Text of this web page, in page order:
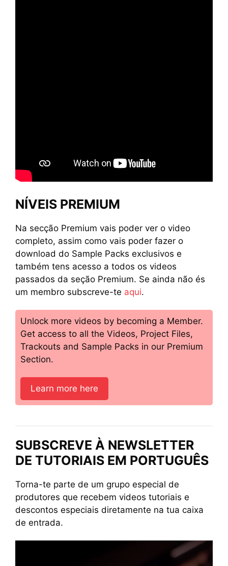
NÍVEIS PREMIUM
Na secção Premium vais poder ver o video
completo, assim como vais poder fazer o
download do Sample Packs exclusivos e
também tens acesso a todos os videos
passados da seção Premium. Se ainda não és
um membro subscreve-te aqui.
Unlock more videos by becoming a Member.
Get access to all the Videos, Project Files,
Trackouts and Sample Packs in our Premium
Section.
Learn more here
SUBSCREVE À NEWSLETTER
DE TUTORIAIS EM PORTUGUÊS
Torna-te parte de um grupo especial de
produtores que recebem videos tutoriais e
descontos especiais diretamente na tua caixa
de entrada.